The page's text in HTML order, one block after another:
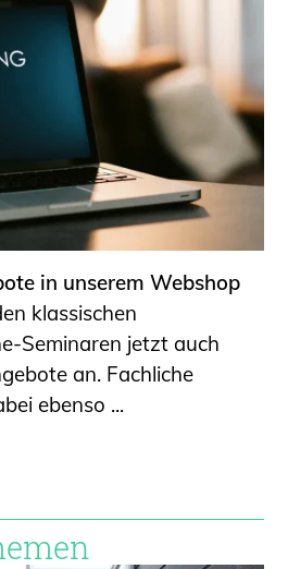
in unserem Webshop
klassischen
Seminaren jetzt auch
an. Fachliche
ebenso ...